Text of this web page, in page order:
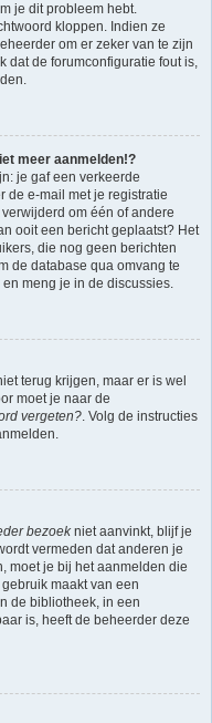
je dit probleem hebt.
kloppen. Indien ze
om er zeker van te zijn
dat de forumconfiguratie fout is,
meer aanmelden!?
je gaf een verkeerde
de e-mail met je registratie
om één of andere
ooit een bericht geplaatst? Het
die nog geen berichten
de database qua omvang te
meng je in de discussies.
terug krijgen, maar er is wel
moet je naar de
vergeten?. Volg de instructies
bezoekniet aanvinkt, blijf je
vermeden dat anderen je
moet je bij het aanmelden die
maakt van een
de bibliotheek, in een
is, heeft de beheerder deze